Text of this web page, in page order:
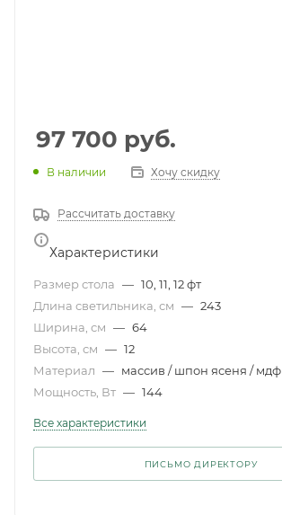
97 700 руб.
В наличии Хочу скидку
Рассчитать доставку
Характеристики
Размер стола — 10, 11, 12 фт
Длина светильника, см — 243
Ширина, см — 64
Высота, см — 12
Материал — массив / шпон ясеня / мдф
Мощность, Вт — 144
Все характеристики
ПИСЬМО ДИРЕКТОРУ